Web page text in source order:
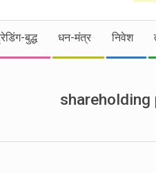
बुद्ध धन-मंत्र निवेश